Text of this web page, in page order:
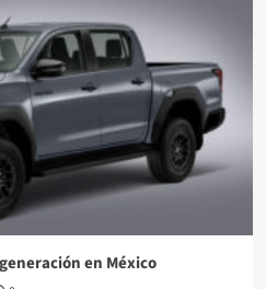
en México